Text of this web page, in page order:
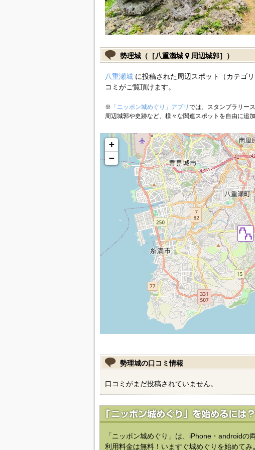
勢理城（［八重瀬城 周辺城郭］）
八重瀬城に投稿された周辺スポット（カテゴ
コミがご覧頂けます。
※ 「ニッポン城めぐり」アプリ では、スタンプラリー
周辺城郭や史跡など、様々な関連スポットを自由に追加
+
−
勢理城の口コミ情報
口コミがまだ投稿されていません。
「ニッポン城めぐり」は、iPhone・androidの
利用料金は無料！いますぐ城めぐりを始めてみ